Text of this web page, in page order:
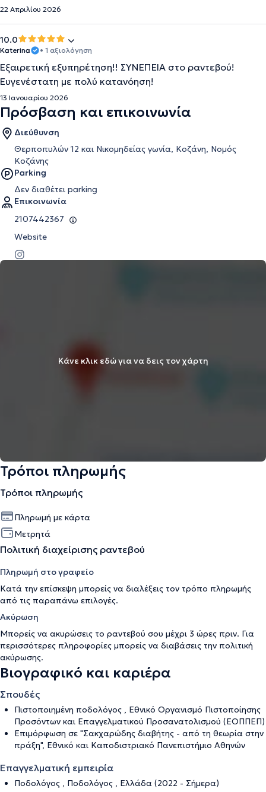
22 Απριλίου 2026
10.0
Katerina • 1 αξιολόγηση
Εξαιρετική εξυπηρέτηση!! ΣΥΝΕΠΕΙΑ στο ραντεβού!
Ευγενέστατη με πολύ κατανόηση!
13 Ιανουαρίου 2026
Πρόσβαση και επικοινωνία
Διεύθυνση
Θερποπυλών 12 και Νικομηδείας γωνία, Κοζάνη, Νομός
Κοζάνης
Parking
Δεν διαθέτει parking
Επικοινωνία
2107442367
Website
Κάνε κλικ εδώ για να δεις τον χάρτη
Τρόποι πληρωμής
Τρόποι πληρωμής
Πληρωμή με κάρτα
Μετρητά
Πολιτική διαχείρισης ραντεβού
Πληρωμή στο γραφείο
Κατά την επίσκεψη μπορείς να διαλέξεις τον τρόπο πληρωμής
από τις παραπάνω επιλογές.
Ακύρωση
Μπορείς να ακυρώσεις το ραντεβού σου μέχρι 3 ώρες πριν. Για
περισσότερες πληροφορίες μπορείς να διαβάσεις την πολιτική
ακύρωσης.
Βιογραφικό και καριέρα
Σπουδές
Πιστοποιημένη ποδολόγος , Εθνικό Οργανισμό Πιστοποίησης
Προσόντων και Επαγγελματικού Προσανατολισμού (ΕΟΠΠΕΠ)
Επιμόρφωση σε "Σακχαρώδης διαβήτης - από τη θεωρία στην
πράξη", Εθνικό και Καποδιστριακό Πανεπιστήμιο Αθηνών
Επαγγελματική εμπειρία
Ποδολόγος , Ποδολόγος , Ελλάδα (2022 - Σήμερα)